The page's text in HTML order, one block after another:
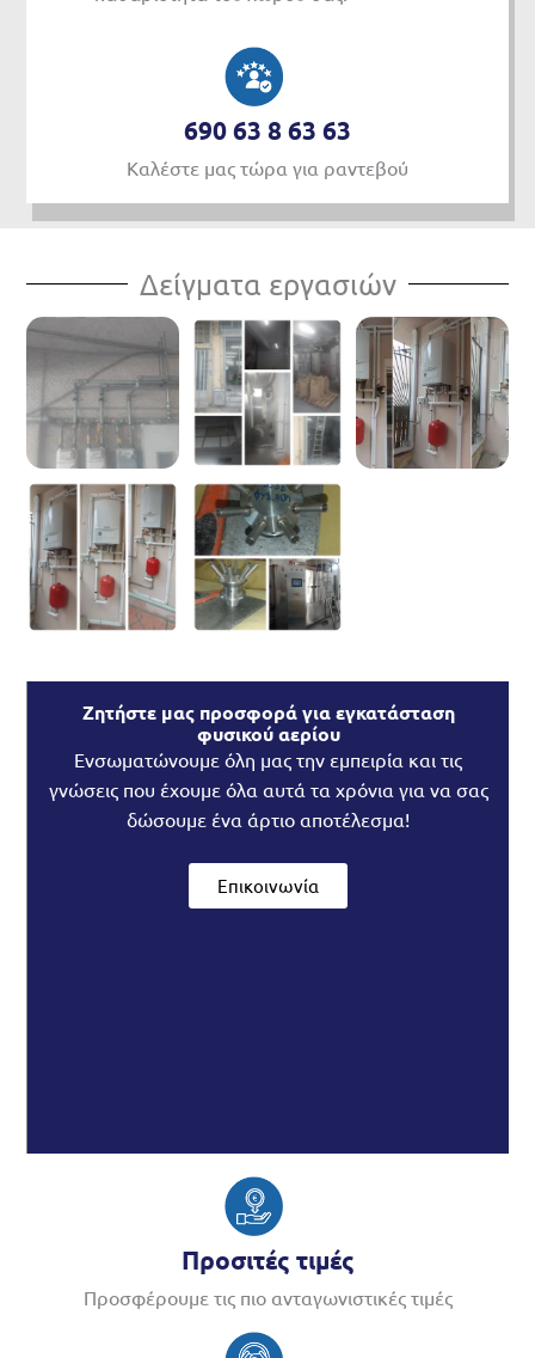
690 63 8 63 63
Καλέστε μας τώρα για ραντεβού
Δείγματα εργασιών
Ζητήστε μας προσφορά για εγκατάσταση
φυσικού αερίου
Ενσωματώνουμε όλη μας την εμπειρία και τις
γνώσεις που έχουμε όλα αυτά τα χρόνια για να σας
δώσουμε ένα άρτιο αποτέλεσμα!
Επικοινωνία
Προσιτές τιμές
Προσφέρουμε τις πιο ανταγωνιστικές τιμές